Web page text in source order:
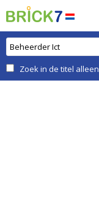
Zoek in de titel alleen